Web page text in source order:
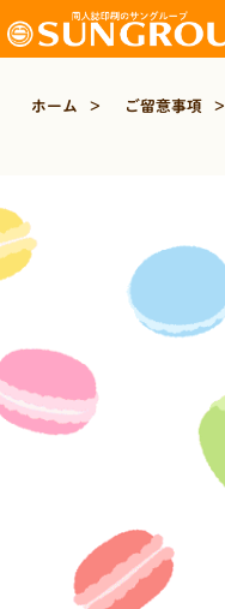
ホーム > ご留意事項 >